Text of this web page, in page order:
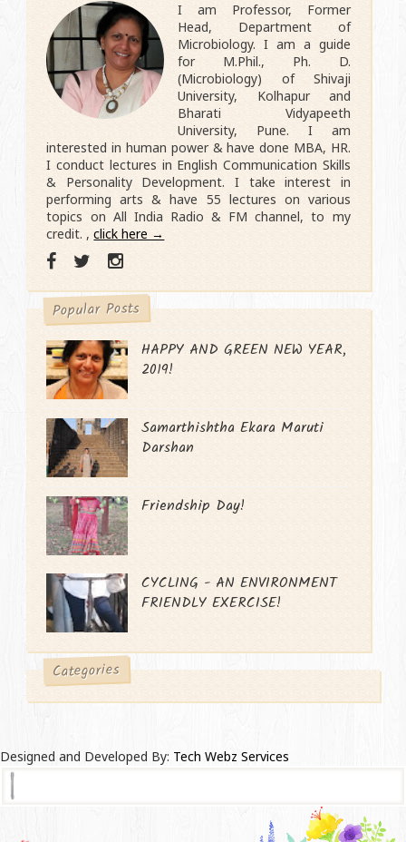
I am Professor, Former
Head, Department of
Microbiology. I am a guide
for M.Phil., Ph. D.
(Microbiology) of Shivaji
University, Kolhapur and
Bharati Vidyapeeth
University, Pune. I am
interested in human power & have done MBA, HR.
I conduct lectures in English Communication Skills
& Personality Development. I take interest in
performing arts & have 55 lectures on various
topics on All India Radio & FM channel, to my
credit. ,click here →
Popular Posts
HAPPY AND GREEN NEW YEAR,
2019!
Samarthishtha Ekara Maruti
Darshan
Friendship Day!
CYCLING - AN ENVIRONMENT
FRIENDLY EXERCISE!
Categories
Designed and Developed By: Tech Webz Services